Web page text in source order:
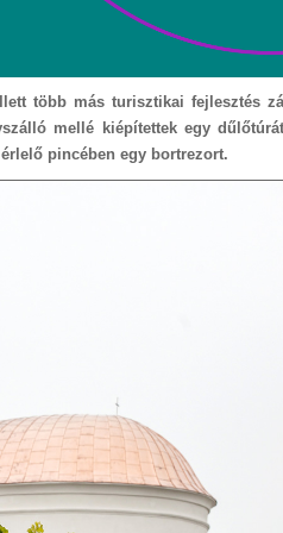
több más turisztikai fejlesztés
mellé kiépítettek egy
pincében egy bortrezort.